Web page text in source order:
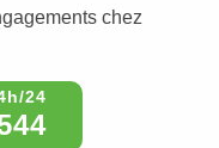
chez